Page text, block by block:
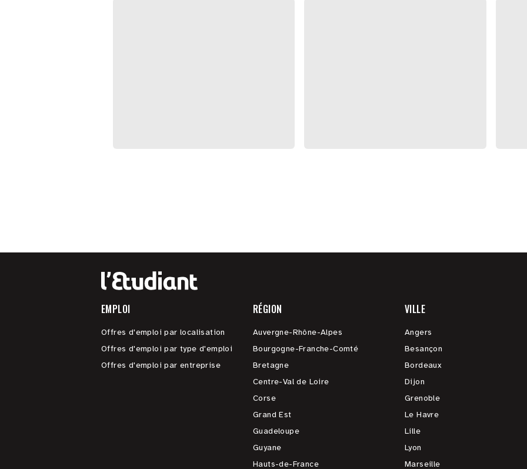
EMPLOI
Offres d'emploi par localisation
Offres d'emploi par type d'emploi
Offres d'emploi par entreprise
RÉGION
Auvergne-Rhône-Alpes
Bourgogne-Franche-Comté
Bretagne
Centre-Val de Loire
Corse
Grand Est
Guadeloupe
Guyane
Hauts-de-France
VILLE
Angers
Besançon
Bordeaux
Dijon
Grenoble
Le Havre
Lille
Lyon
Marseille